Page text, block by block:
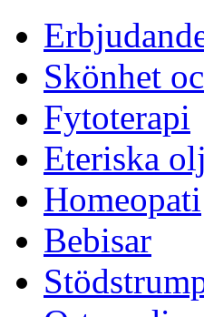
Skönhet
Fytoterapi
Eteriska
Homeopati
Bebisar